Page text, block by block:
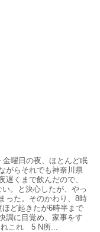
曜日の夜、ほとんど眠
がらそれでも神奈川県
遅くまで飲んだので、
。と決心したが、やっ
った。そのかわり、8時
ど起きたが6時半まで
調に目覚め、家事をす
れこれ 5 N所...